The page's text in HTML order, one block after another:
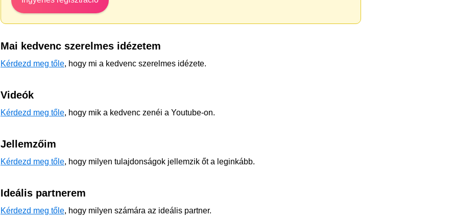
Mai kedvenc szerelmes idézetem
Kérdezd meg tőle, hogy mi a kedvenc szerelmes idézete.
Videók
Kérdezd meg tőle, hogy mik a kedvenc zenéi a Youtube-on.
Jellemzőim
Kérdezd meg tőle, hogy milyen tulajdonságok jellemzik őt a leginkább.
Ideális partnerem
Kérdezd meg tőle, hogy milyen számára az ideális partner.